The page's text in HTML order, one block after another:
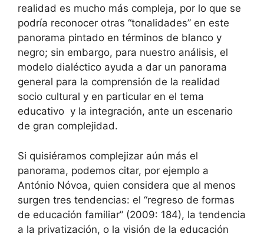
realidad es mucho más compleja, por lo que se
podría reconocer otras “tonalidades” en este
panorama pintado en términos de blanco y
negro; sin embargo, para nuestro análisis, el
modelo dialéctico ayuda a dar un panorama
general para la comprensión de la realidad
socio cultural y en particular en el tema
educativo y la integración, ante un escenario
de gran complejidad.
Si quisiéramos complejizar aún más el
panorama, podemos citar, por ejemplo a
António Nóvoa, quien considera que al menos
surgen tres tendencias: el “regreso de formas
de educación familiar” (2009: 184), la tendencia
a la privatización, o la visión de la educación